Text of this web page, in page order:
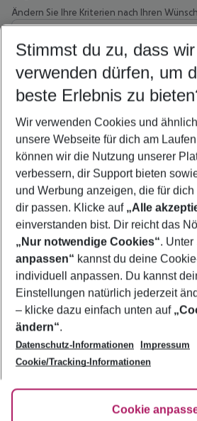
Ändern Sie Ihre Kriterien nach Ihren
Wähle deinen Abflughafen
Beliebiger Abflughafen
Wähle deinen Reisezeitraum
5-8 Nächte
2 Erwachsene Keine Kinder
Mehr Filter
Footer
Footer navigation
Über uns
AGB
Bestpreisgarantie
Cookie-Einstellungen ändern
Cookie-Richtlinie
Agenturbetreuung
Barrierefreies Reisen
FAQ
HanseMerkur Reiseversicherung
Folge uns
Stimmst du zu, dass
verwenden dürfen, um
beste Erlebnis zu
Wir verwenden Cookies und
unsere Webseite für dich am
können wir die Nutzung unserer
verbessern, dir Support bieten
und Werbung anzeigen, die für
dir passen. Klicke auf „Alle
einverstanden bist. Dir reicht das
„Nur notwendige Cookies“. Unter
anpassen“ kannst du deine
individuell anpassen. Du kannst
Einstellungen natürlich jederzeit
– klicke dazu einfach unten auf
ändern“.
Datenschutz-Informationen
Impressum
Cookie/Tracking-Informationen
Cookie